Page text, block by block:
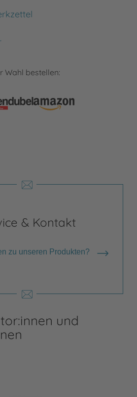
Wahl bestellen:
& Kontakt
zu unseren Produkten?
und